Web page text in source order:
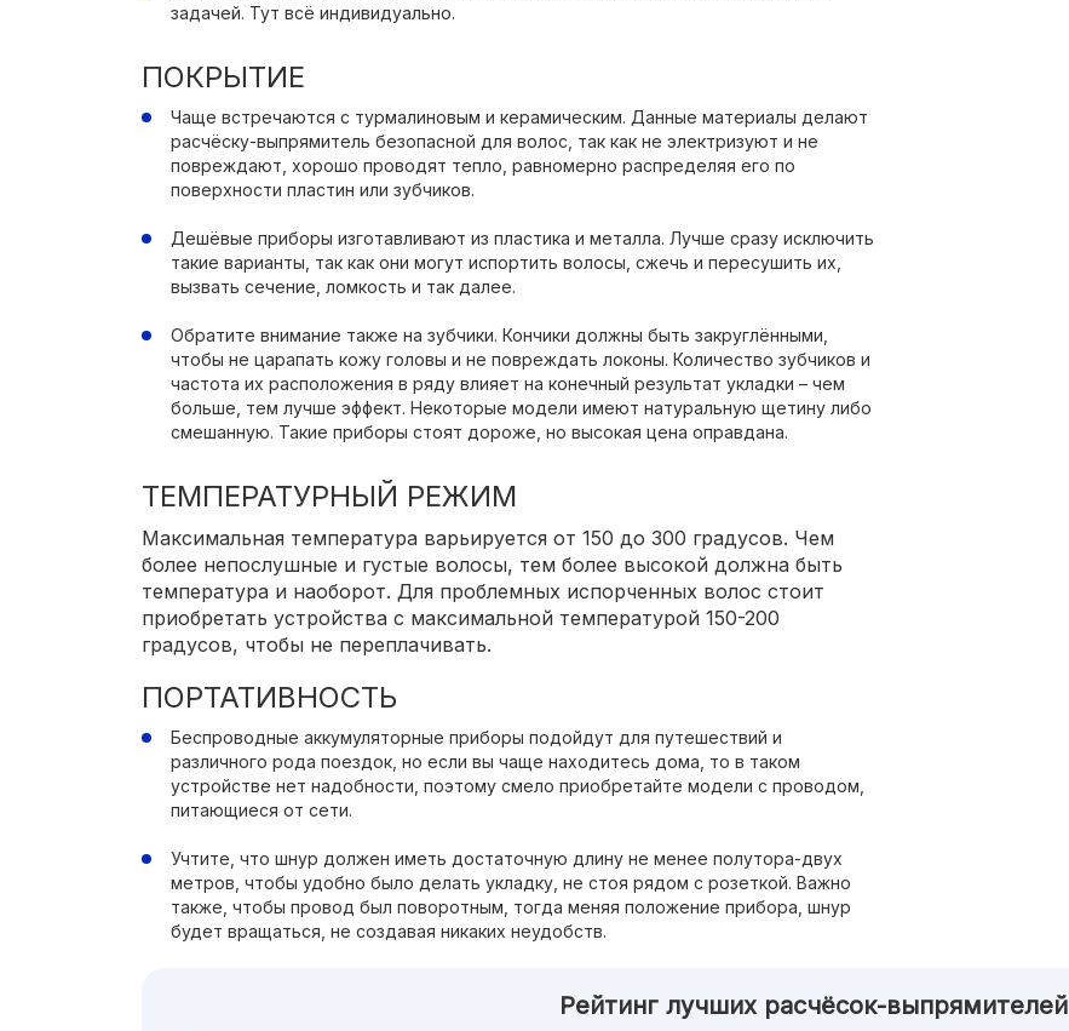
задачей. Тут всё индивидуально.
ПОКРЫТИЕ
Чаще встречаются с турмалиновым и керамическим. Данные материалы делают
расчёску-выпрямитель безопасной для волос, так как не электризуют и не
повреждают, хорошо проводят тепло, равномерно распределяя его по
поверхности пластин или зубчиков.
Дешёвые приборы изготавливают из пластика и металла. Лучше сразу исключить
такие варианты, так как они могут испортить волосы, сжечь и пересушить их,
вызвать сечение, ломкость и так далее.
Обратите внимание также на зубчики. Кончики должны быть закруглёнными,
чтобы не царапать кожу головы и не повреждать локоны. Количество зубчиков и
частота их расположения в ряду влияет на конечный результат укладки – чем
больше, тем лучше эффект. Некоторые модели имеют натуральную щетину либо
смешанную. Такие приборы стоят дороже, но высокая цена оправдана.
ТЕМПЕРАТУРНЫЙ РЕЖИМ
Максимальная температура варьируется от 150 до 300 градусов. Чем
более непослушные и густые волосы, тем более высокой должна быть
температура и наоборот. Для проблемных испорченных волос стоит
приобретать устройства с максимальной температурой 150-200
градусов, чтобы не переплачивать.
ПОРТАТИВНОСТЬ
Беспроводные аккумуляторные приборы подойдут для путешествий и
различного рода поездок, но если вы чаще находитесь дома, то в таком
устройстве нет надобности, поэтому смело приобретайте модели с проводом,
питающиеся от сети.
Учтите, что шнур должен иметь достаточную длину не менее полутора-двух
метров, чтобы удобно было делать укладку, не стоя рядом с розеткой. Важно
также, чтобы провод был поворотным, тогда меняя положение прибора, шнур
будет вращаться, не создавая никаких неудобств.
Рейтинг лучших расчёсок-выпрямителей